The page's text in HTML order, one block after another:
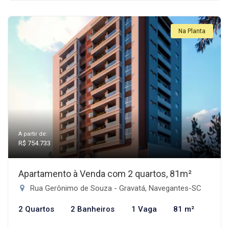
Na Planta
A partir de:
R$ 754.733
Apartamento à Venda com 2 quartos, 81m²
Rua Gerônimo de Souza - Gravatá, Navegantes-SC
2 Quartos 2 Banheiros 1 Vaga 81 m²